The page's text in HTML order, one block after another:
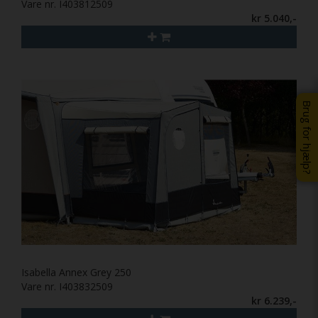
Brug for hjælp?
Vare nr. I403812509
kr 5.040,-
Isabella Annex Grey 250
Vare nr. I403832509
kr 6.239,-